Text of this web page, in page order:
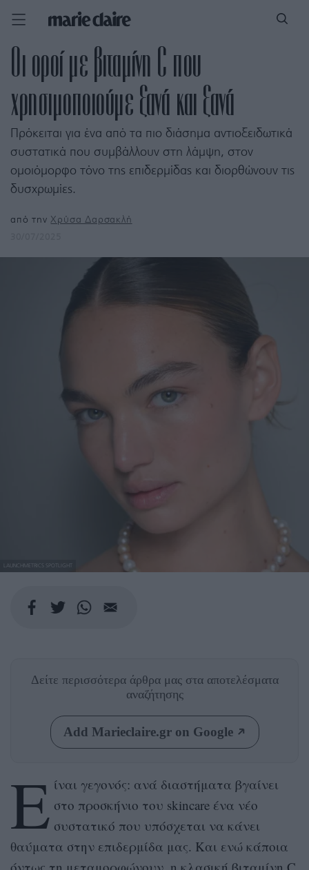
Οι οροί με βιταμίνη C που
χρησιμοποιούμε ξανά και ξανά
Πρόκειται για ένα από τα πιο διάσημα αντιοξειδωτικά
συστατικά που συμβάλλουν στη λάμψη, στον
ομοιόμορφο τόνο της επιδερμίδας και διορθώνουν τις
δυσχρωμίες.
από τηνΧρύσα Δαρσακλή
LAUNCHMETRICS SPOTLIGHT
Δείτε περισσότερα άρθρα μας στα αποτελέσματα
αναζήτησης
Add Marieclaire.gr on Google
Ε ίναι γεγονός: ανά διαστήματα βγαίνει
στο προσκήνιο του skincare ένα νέο
συστατικό που υπόσχεται να κάνει
θαύματα στην επιδερμίδα μας. Και ενώ κάποια